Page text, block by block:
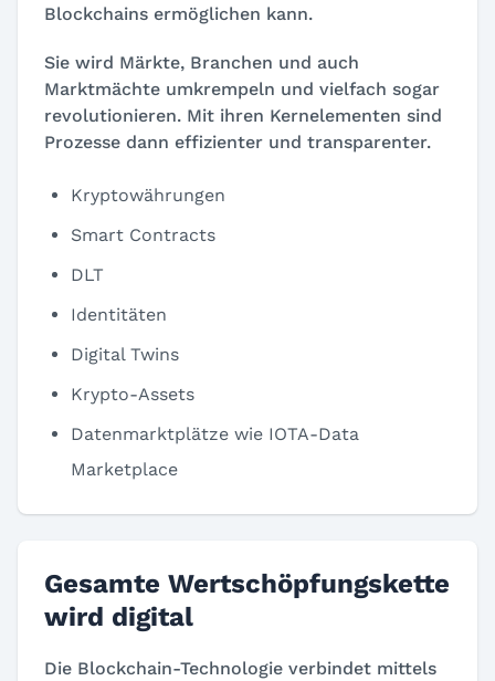
Blockchains ermöglichen kann.
Sie wird Märkte, Branchen und auch
Marktmächte umkrempeln und vielfach sogar
revolutionieren. Mit ihren Kernelementen sind
Prozesse dann effizienter und transparenter.
Kryptowährungen
Smart Contracts
DLT
Identitäten
Digital Twins
Krypto-Assets
Datenmarktplätze wie IOTA-Data
Marketplace
Gesamte Wertschöpfungskette
wird digital
Die Blockchain-Technologie verbindet mittels